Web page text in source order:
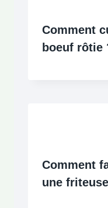
Comment
boeuf rôtie
Comment
une